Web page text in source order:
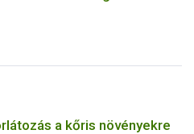
a kőris növényekre